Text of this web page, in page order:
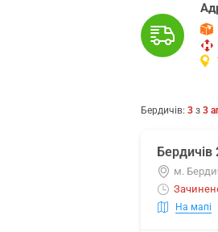
Бердичів: 3 з 3
Бердичів
м.
На мапі